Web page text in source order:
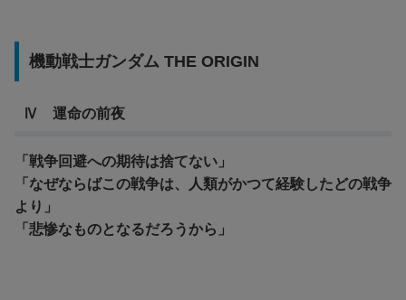
機動戦士ガンダム THE ORIGIN
Ⅳ 運命の前夜
「戦争回避への期待は捨てない」
「なぜならばこの戦争は、人類がかつて経験したどの戦争
より」
「悲惨なものとなるだろうから」